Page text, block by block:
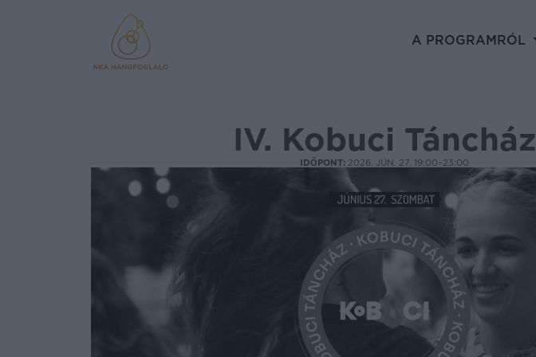
A PROGRAMRÓL
IV. Kobuci Táncház
IDŐPONT: 2026. JÚN. 27. 19:00–23:00